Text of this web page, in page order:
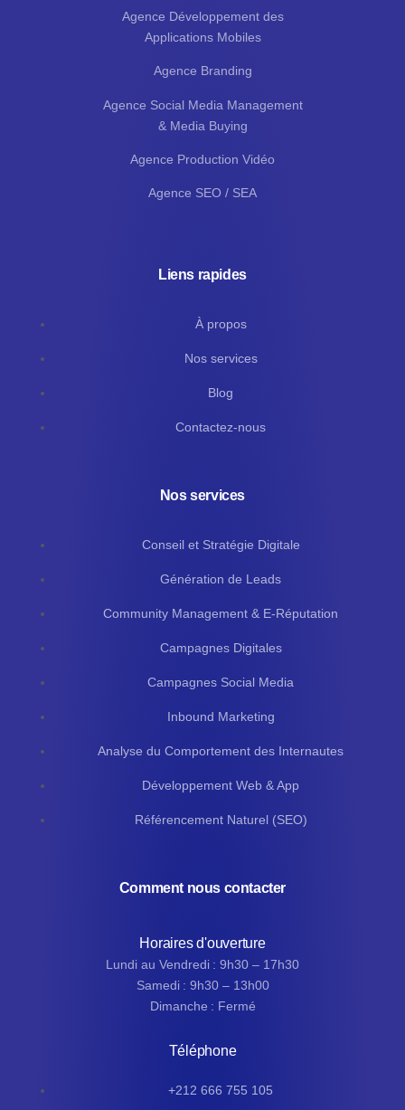
Agence Développement des
Applications Mobiles
Agence Branding
Agence Social Media Management
& Media Buying
Agence Production Vidéo
Agence SEO / SEA
Liens rapides
À propos
Nos services
Blog
Contactez-nous
Nos services
Conseil et Stratégie Digitale
Génération de Leads
Community Management & E-Réputation
Campagnes Digitales
Campagnes Social Media
Inbound Marketing
Analyse du Comportement des Internautes
Développement Web & App
Référencement Naturel (SEO)
Comment nous contacter
Horaires d'ouverture
Lundi au Vendredi : 9h30 – 17h30
Samedi : 9h30 – 13h00
Dimanche : Fermé
Téléphone
+212 666 755 105